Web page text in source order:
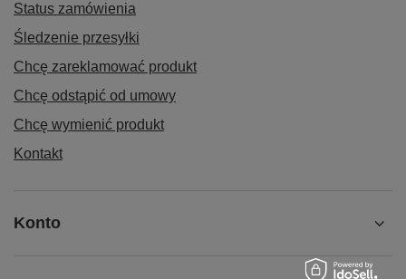
Status zamówienia
Śledzenie przesyłki
Chcę zareklamować produkt
Chcę odstąpić od umowy
Chcę wymienić produkt
Kontakt
Konto